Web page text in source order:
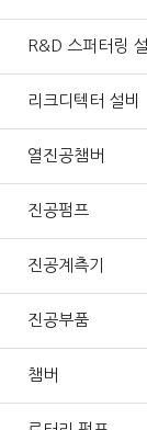
R&D 스퍼터링 설
리크디텍터 설비
열진공챔버
진공펌프
진공계측기
진공부품
챔버